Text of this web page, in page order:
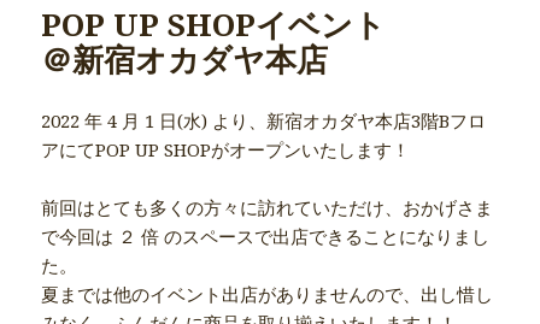
POP UP SHOPイベント
＠新宿オカダヤ本店
2022 年 4 月 1 日(水) より、新宿オカダヤ本店3階Bフロ
アにてPOP UP SHOPがオープンいたします！
前回はとても多くの方々に訪れていただけ、おかげさま
で今回は ２ 倍 のスペースで出店できることになりまし
た。
夏までは他のイベント出店がありませんので、出し惜し